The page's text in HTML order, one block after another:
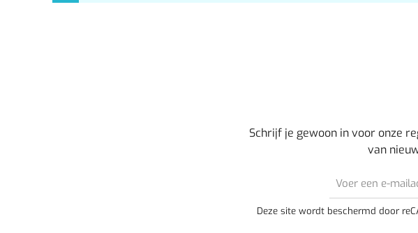
Schrijf je gewoon in voor onze
van
Deze site wordt beschermd door